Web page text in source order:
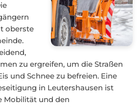
oberste
zu ergreifen, um die Straßen
und Schnee zu befreien. Eine
in Leutershausen ist
Mobilität und den